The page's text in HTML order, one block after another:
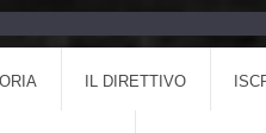
IL DIRETTIVO